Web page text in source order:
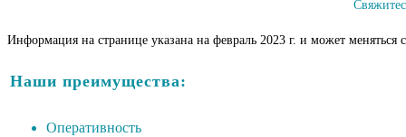
Информация на странице указана на февраль 2023 г. и может
Наши преимущества:
Оперативность